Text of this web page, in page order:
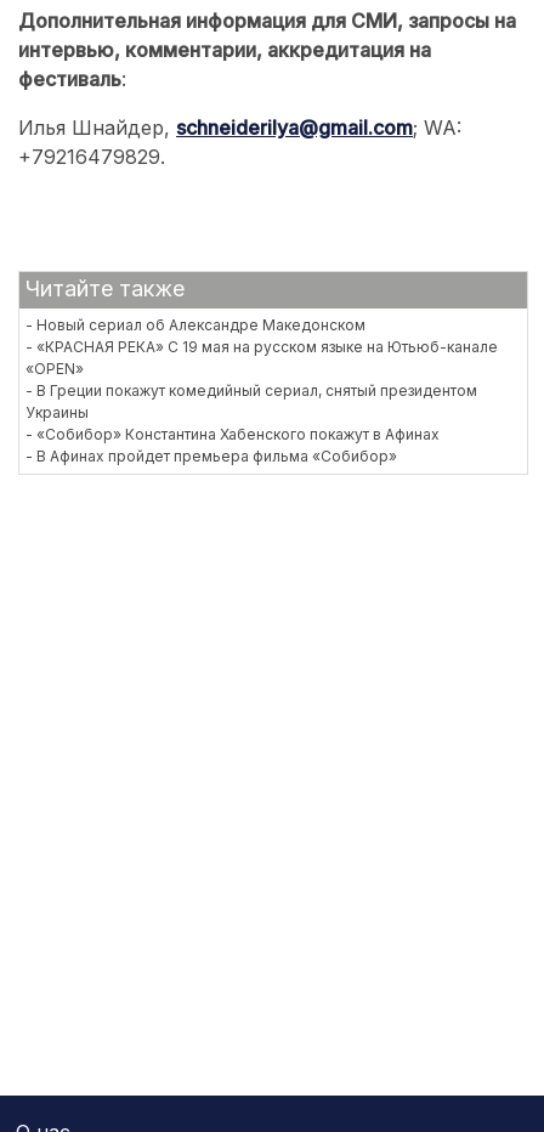
Дополнительная информация для СМИ, запросы на
интервью, комментарии, аккредитация на
фестиваль:
Илья Шнайдер, schneiderilya@gmail.com; WA:
+79216479829.
Читайте также
- Новый сериал об Александре Македонском
- «КРАСНАЯ РЕКА» С 19 мая на русском языке на Ютьюб-канале
«OPEN»
- В Греции покажут комедийный сериал, снятый президентом
Украины
- «Собибор» Константина Хабенского покажут в Афинах
- В Афинах пройдет премьера фильма «Собибор»